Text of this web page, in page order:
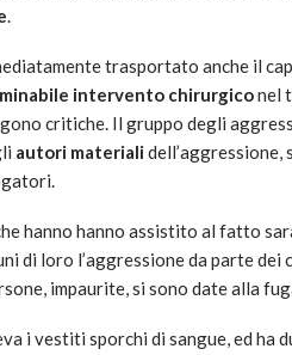
.
trasportato anche il
intervento chirurgiconel
critiche. Il gruppo degli
autori materiali
hanno hanno assistito al fatto
di loro l’aggressione da parte dei
impaurite, si sono date alla
i vestiti sporchi di sangue, ed ha